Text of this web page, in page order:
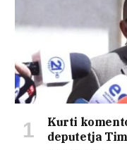
Kurti
deputetja